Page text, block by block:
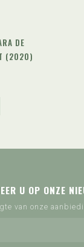
DE
(2020)
U OP ONZE
van onze